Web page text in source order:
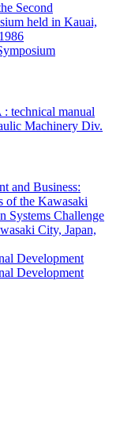
Second
held in Kauai,
technical manual
Machinery Div.
and Business:
of the Kawasaki
Systems Challenge
City, Japan,
Development
Development